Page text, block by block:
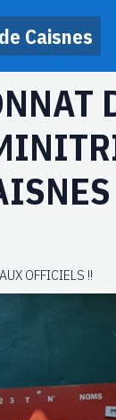
Caisnes
OFFICIELS !!